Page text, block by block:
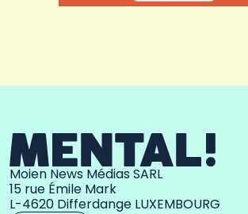
Moien News Médias SARL
15 rue Émile Mark
L-4620 Differdange LUXEMBOURG